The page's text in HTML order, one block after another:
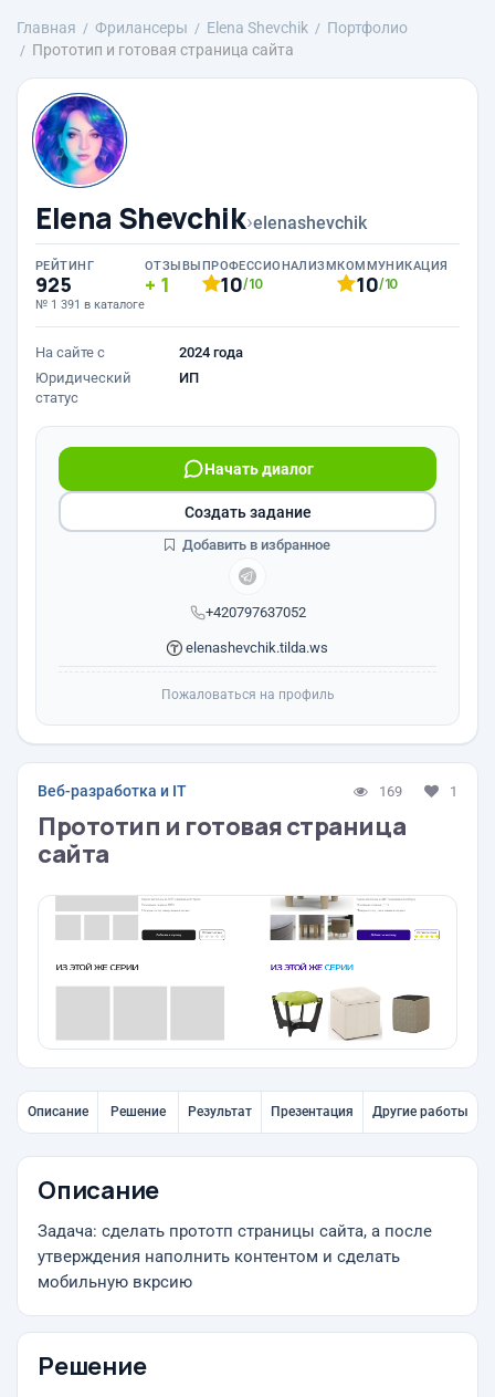
Главная Фрилансеры Elena Shevchik
Портфолио
Прототип и готовая страница сайта
Elena Shevchik›elenashevchik
РЕЙТИНГ
925
№ 1 391 в каталоге
ОТЗЫВЫ
1
ПРОФЕССИОНАЛИЗМ
10/10
КОММУНИКАЦИЯ
10/10
На сайте с
2024 года
Юридический
статус
ИП
+420797637052
Начать диалог
elenashevchik.tilda.ws
Создать задание
Добавить в избранное
Пожаловаться на профиль
Веб-разработка и IT 169 1
Прототип и готовая страница
сайта
Описание Решение Результат Презентация Другие работы
Описание
Задача: сделать прототп страницы сайта, а после
утверждения наполнить контентом и сделать
мобильную вкрсию
Решение